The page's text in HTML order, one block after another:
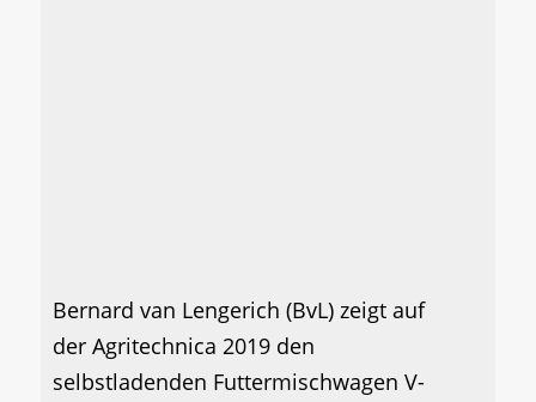
Bernard van Lengerich (BvL) zeigt auf
der Agritechnica 2019 den
selbstladenden Futtermischwagen V-